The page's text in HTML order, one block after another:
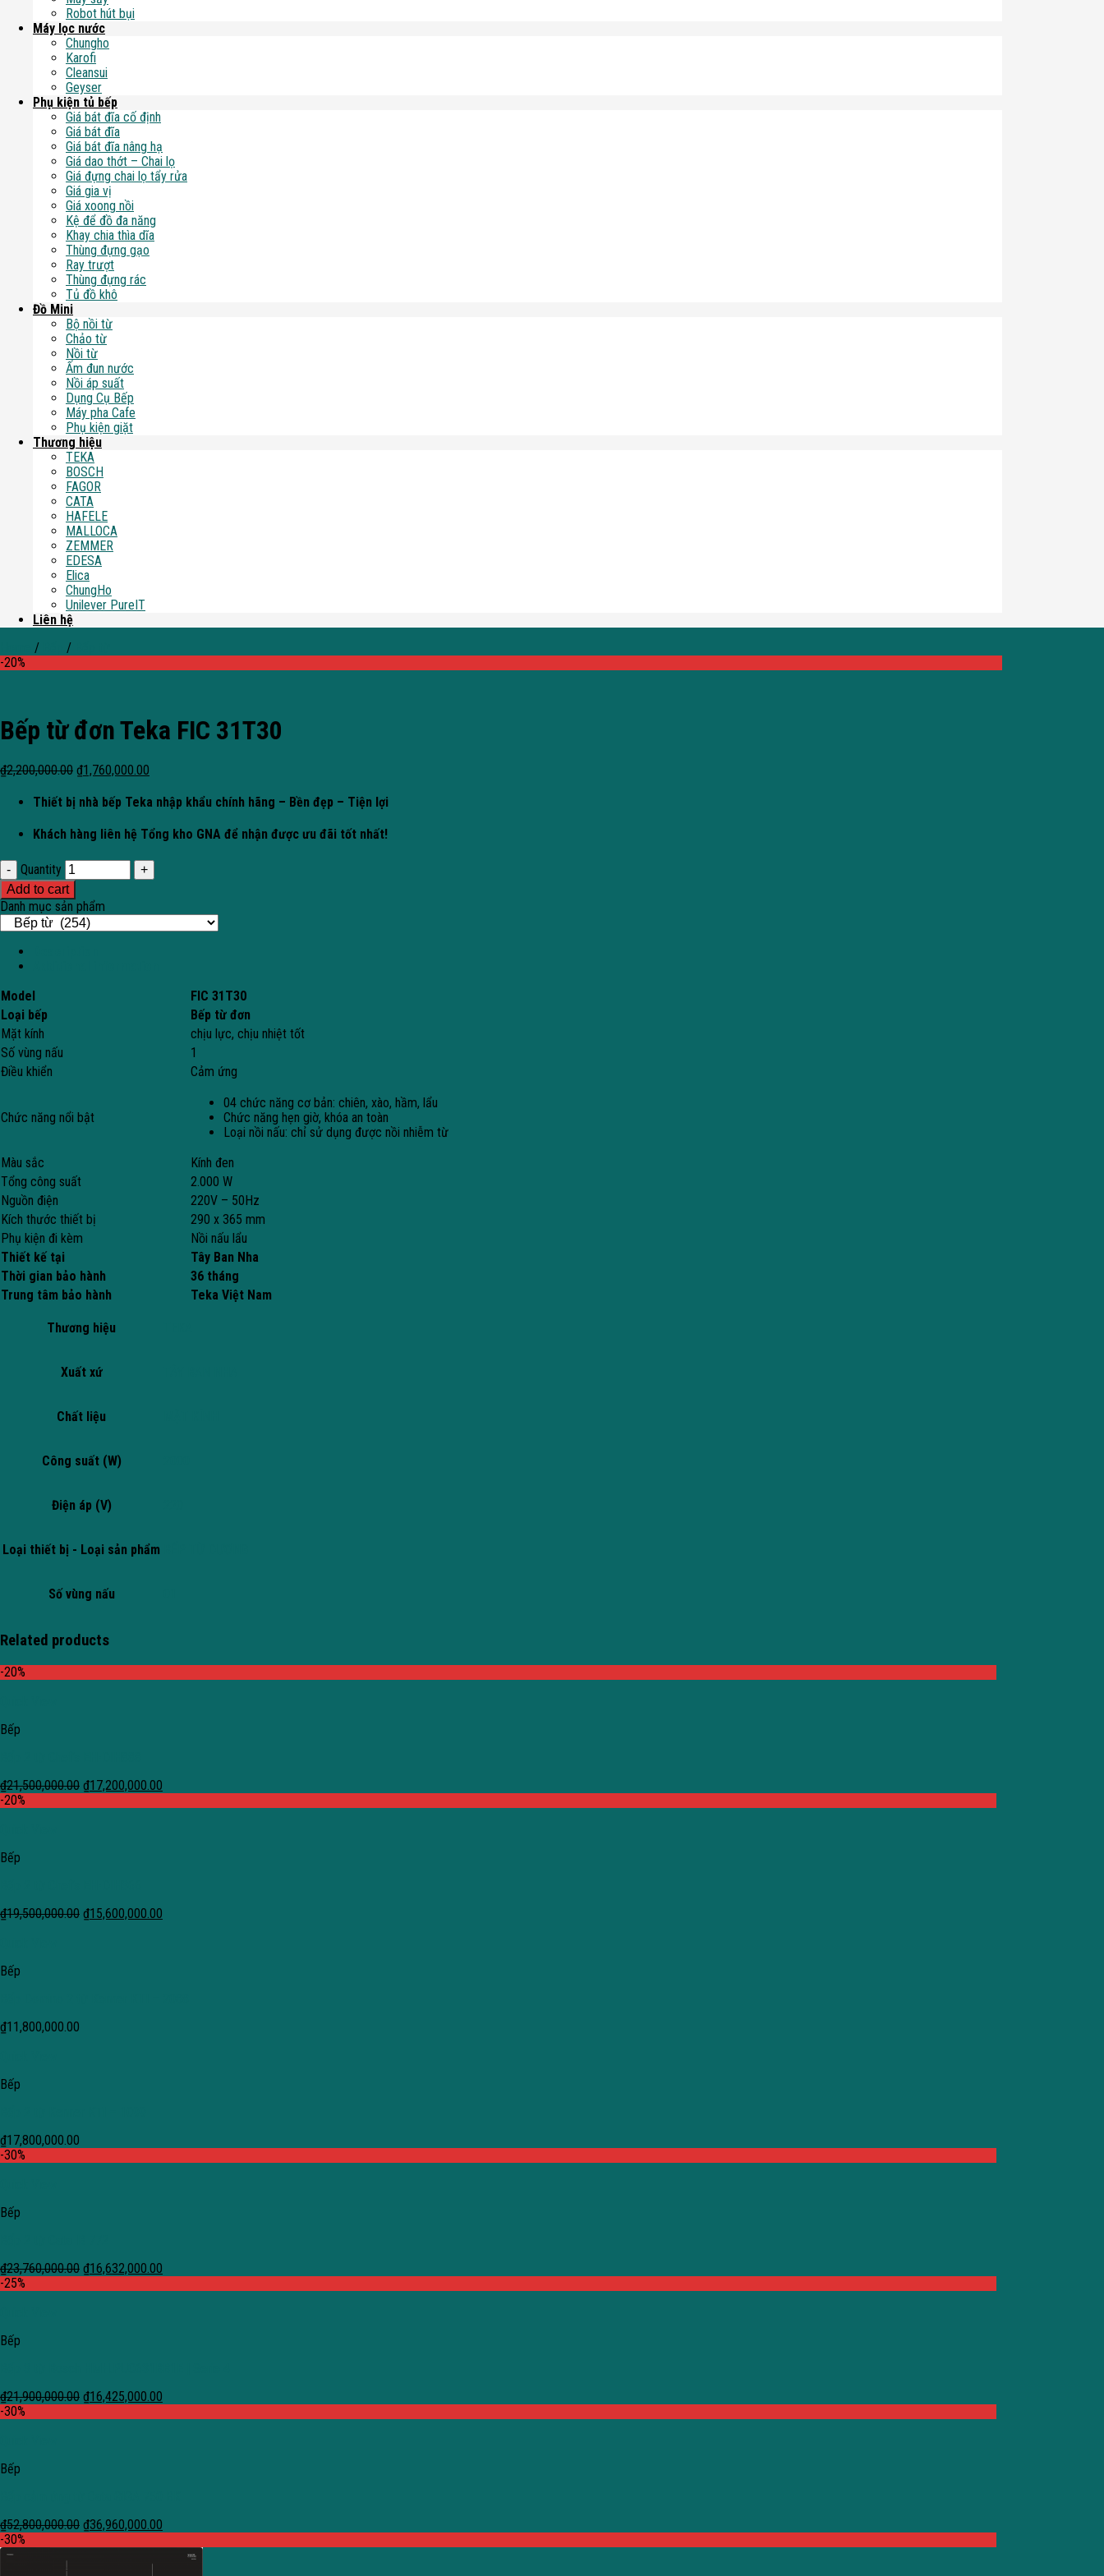
Robot hút bụi
Máy lọc nước
Chungho
Karofi
Cleansui
Geyser
Phụ kiện tủ bếp
Giá bát đĩa cố định
Giá bát đĩa
Giá bát đĩa nâng hạ
Giá dao thớt – Chai lọ
Giá đựng chai lọ tẩy rửa
Giá gia vị
Giá xoong nồi
Kệ để đồ đa năng
Khay chia thìa dĩa
Thùng đựng gạo
Ray trượt
Thùng đựng rác
Tủ đồ khô
Đồ Mini
Bộ nồi từ
Chảo từ
Nồi từ
Ấm đun nước
Nồi áp suất
Dụng Cụ Bếp
Máy pha Cafe
Phụ kiện giặt
Thương hiệu
TEKA
BOSCH
FAGOR
CATA
HAFELE
MALLOCA
ZEMMER
EDESA
Elica
ChungHo
Unilever PureIT
Liên hệ
/ /
-20%
Bếp từ đơn Teka FIC 31T30
₫2,200,000.00 ₫1,760,000.00
Thiết bị nhà bếp Teka nhập khẩu chính hãng – Bền đẹp – Tiện lợi
Khách hàng liên hệ Tổng kho GNA để nhận được ưu đãi tốt nhất!
Quantity
Add to cart
Danh mục sản phẩm
Model
FIC 31T30
Loại bếp
Bếp từ đơn
Mặt kính
chịu lực, chịu nhiệt tốt
Số vùng nấu
1
Điều khiển
Cảm ứng
Chức năng nổi bật
04 chức năng cơ bản: chiên, xào, hầm, lẩu
Chức năng hẹn giờ, khóa an toàn
Loại nồi nấu: chỉ sử dụng được nồi nhiễm từ
Màu sắc
Kính đen
Tổng công suất
2.000 W
Nguồn điện
220V – 50Hz
Kích thước thiết bị
290 x 365 mm
Phụ kiện đi kèm
Nồi nấu lẩu
Thiết kế tại
Tây Ban Nha
Thời gian bảo hành
36 tháng
Trung tâm bảo hành
Teka Việt Nam
Thương hiệu
Xuất xứ
Chất liệu
Công suất (W)
Điện áp (V)
Loại thiết bị - Loại sản phẩm
Số vùng nấu
Related products
-20%
Bếp
₫21,500,000.00 ₫17,200,000.00
-20%
Bếp
₫19,500,000.00 ₫15,600,000.00
Bếp
₫11,800,000.00
Bếp
₫17,800,000.00
-30%
Bếp
₫23,760,000.00 ₫16,632,000.00
-25%
Bếp
₫21,900,000.00 ₫16,425,000.00
-30%
Bếp
₫52,800,000.00 ₫36,960,000.00
-30%